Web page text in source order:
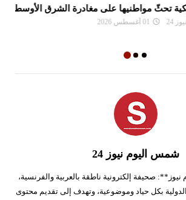
مواطنيها على مغادرة الشرق الأوسط
01 أغسطس 2026
شمس اليوم نيوز 24
صحيفة إلكترونية ناطقة بالعربية والفرنسية،
بكل حياد وموضوعية، وتهدف إلى تقديم محتوى